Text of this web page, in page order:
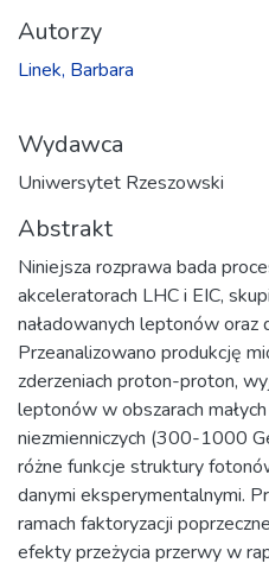
Autorzy
Linek, Barbara
Wydawca
Uniwersytet Rzeszowski
Abstrakt
Niniejsza rozprawa bada
akceleratorach LHC i EIC,
naładowanych leptonów oraz
Przeanalizowano produkcję
zderzeniach proton-proton,
leptonów w obszarach
niezmienniczych (300-1000
różne funkcje struktury
danymi eksperymentalnymi.
ramach faktoryzacji
efekty przeżycia przerwy w